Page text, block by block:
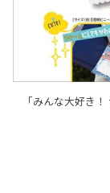
「みんな大好き